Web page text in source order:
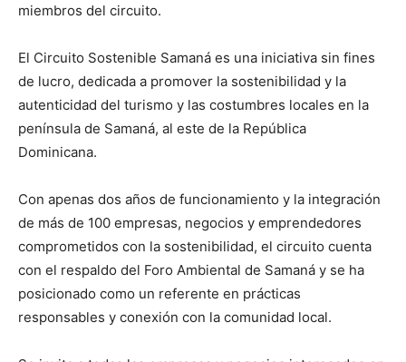
miembros del circuito.
El Circuito Sostenible Samaná es una iniciativa sin fines
de lucro, dedicada a promover la sostenibilidad y la
autenticidad del turismo y las costumbres locales en la
península de Samaná, al este de la República
Dominicana.
Con apenas dos años de funcionamiento y la integración
de más de 100 empresas, negocios y emprendedores
comprometidos con la sostenibilidad, el circuito cuenta
con el respaldo del Foro Ambiental de Samaná y se ha
posicionado como un referente en prácticas
responsables y conexión con la comunidad local.